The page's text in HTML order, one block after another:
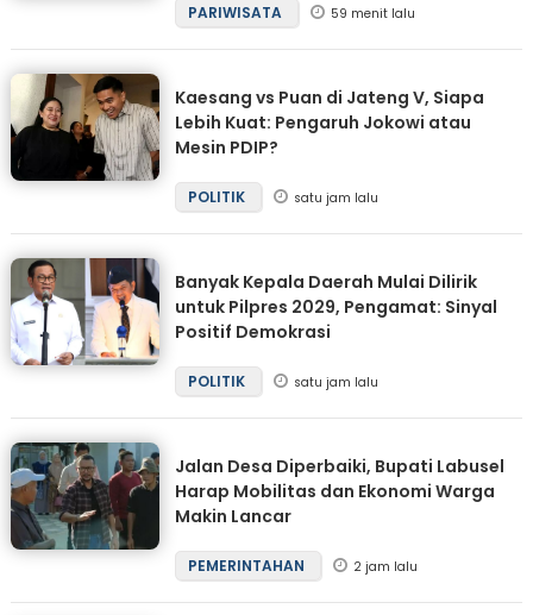
PARIWISATA 59 menit lalu
Kaesang vs Puan di Jateng V, Siapa
Lebih Kuat: Pengaruh Jokowi atau
Mesin PDIP?
POLITIK satu jam lalu
Banyak Kepala Daerah Mulai Dilirik
untuk Pilpres 2029, Pengamat: Sinyal
Positif Demokrasi
POLITIK satu jam lalu
Jalan Desa Diperbaiki, Bupati Labusel
Harap Mobilitas dan Ekonomi Warga
Makin Lancar
PEMERINTAHAN 2 jam lalu